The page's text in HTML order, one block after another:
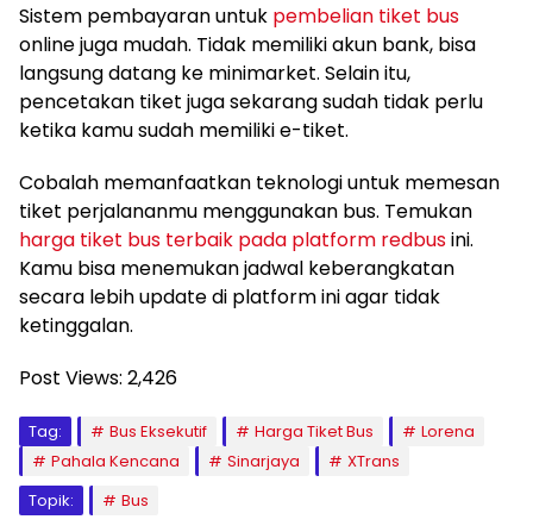
Sistem pembayaran untuk pembelian tiket bus
online juga mudah. Tidak memiliki akun bank, bisa
langsung datang ke minimarket. Selain itu,
pencetakan tiket juga sekarang sudah tidak perlu
ketika kamu sudah memiliki e-tiket.
Cobalah memanfaatkan teknologi untuk memesan
tiket perjalananmu menggunakan bus. Temukan
harga tiket bus terbaik pada platform redbusini.
Kamu bisa menemukan jadwal keberangkatan
secara lebih update di platform ini agar tidak
ketinggalan.
Post Views: 2,426
Tag: Bus Eksekutif Harga Tiket Bus
Lorena
Pahala Kencana
Sinarjaya
XTrans
Topik:
Bus